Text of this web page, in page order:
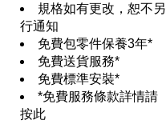
規格如有更改，恕不另
行通知
免費包零件保養3年*
免費送貨服務*
免費標準安裝*
*免費服務條款詳情請
按此